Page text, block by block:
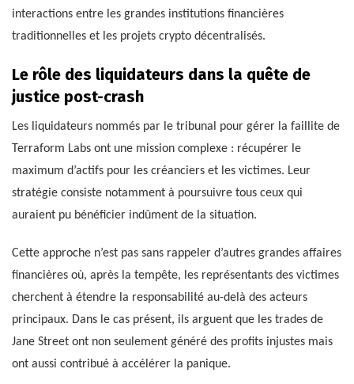
interactions entre les grandes institutions financières
traditionnelles et les projets crypto décentralisés.
Le rôle des liquidateurs dans la quête de
justice post-crash
Les liquidateurs nommés par le tribunal pour gérer la faillite de
Terraform Labs ont une mission complexe : récupérer le
maximum d’actifs pour les créanciers et les victimes. Leur
stratégie consiste notamment à poursuivre tous ceux qui
auraient pu bénéficier indûment de la situation.
Cette approche n’est pas sans rappeler d’autres grandes affaires
financières où, après la tempête, les représentants des victimes
cherchent à étendre la responsabilité au-delà des acteurs
principaux. Dans le cas présent, ils arguent que les trades de
Jane Street ont non seulement généré des profits injustes mais
ont aussi contribué à accélérer la panique.